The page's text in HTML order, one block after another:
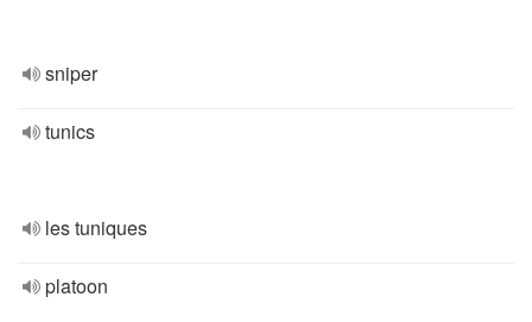
sniper
tunics
les tuniques
platoon